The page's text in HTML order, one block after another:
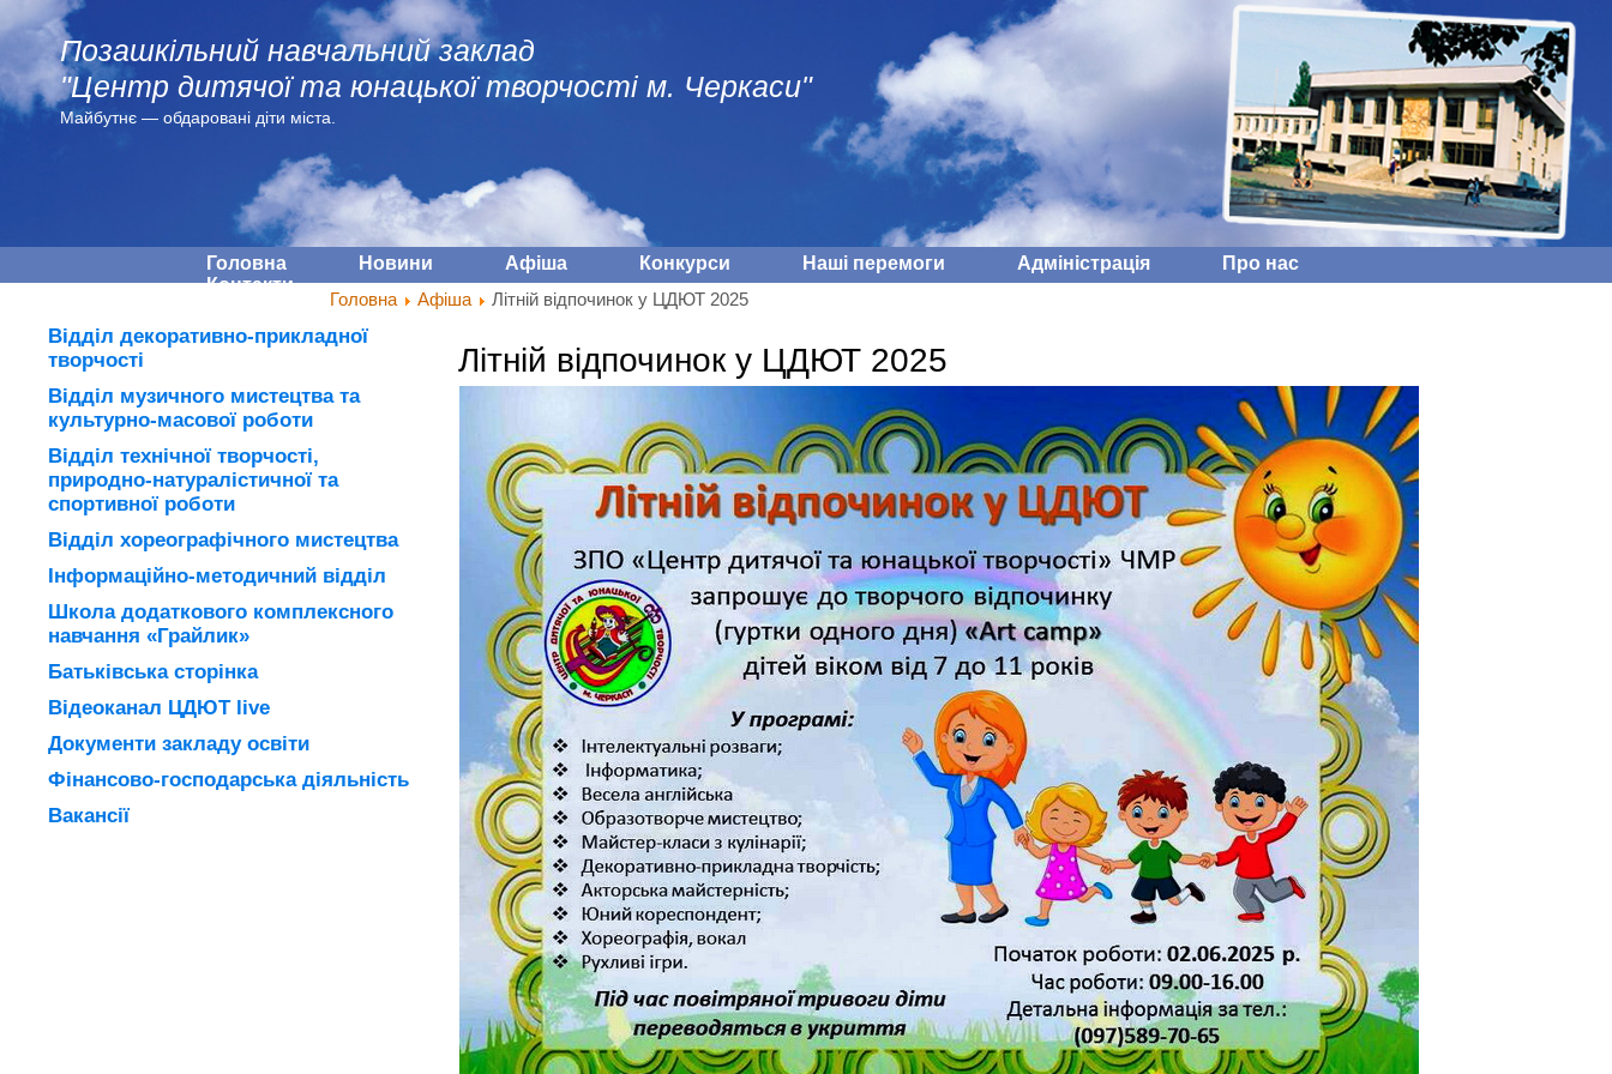
Позашкільний навчальний заклад
"Центр дитячої та юнацької творчості м. Черкаси"
Майбутнє — обдарованi діти міста.
Головна Новини Афіша Конкурси Наші перемоги Адмiнiстрацiя
Про нас
Контакти
Головна Афіша Літній відпочинок у ЦДЮТ 2025
Літній відпочинок у ЦДЮТ 2025
Відділ декоративно-прикладної
творчості
Відділ музичного мистецтва та
культурно-масової роботи
Відділ технічної творчості,
природно-натуралістичної та
спортивної роботи
Відділ хореографічного мистецтва
Інформаційно-методичний відділ
Школа додаткового комплексного
навчання «Грайлик»
Батьківська сторінка
Відеоканал ЦДЮТ live
Документи закладу освіти
Фінансово-господарська діяльність
Вакансії